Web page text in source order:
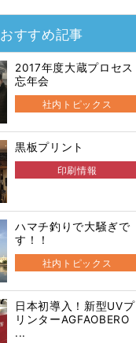
おすすめ記事
2017年度大蔵プロセス
忘年会
社内トピックス
黒板プリント
印刷情報
ハマチ釣りで大騒ぎで
す！！
社内トピックス
日本初導入！新型UVプ
リンターAGFAOBERO
...